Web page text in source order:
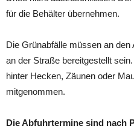
für die Behälter übernehmen.
Die Grünabfälle müssen an
an der Straße bereitgestellt
hinter Hecken, Zäunen oder
mitgenommen.
Die Abfuhrtermine sind nach